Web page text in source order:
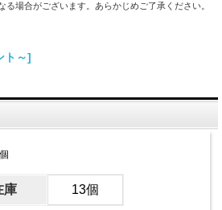
場合がございます。あらかじめご了承ください。
ト～]
個
庫 13個